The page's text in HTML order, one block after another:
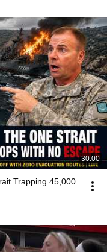
30:00
Trapping 45,000